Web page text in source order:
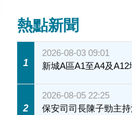
熱點新聞
1
2026-08-03 09:01
新城A區A1至A4及
2
2026-08-05 22:25
保安司司長陳子勁主